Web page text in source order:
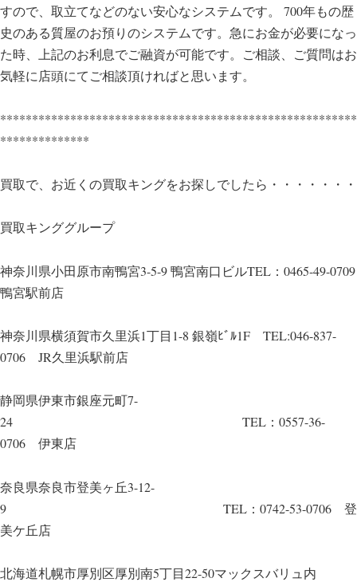
すので、取立てなどのない安心なシステムです。 700年もの歴
史のある質屋のお預りのシステムです。急にお金が必要になっ
た時、上記のお利息でご融資が可能です。ご相談、ご質問はお
気軽に店頭にてご相談頂ければと思います。
********************************************************
**************
買取で、お近くの買取キングをお探しでしたら・・・・・・・
買取キンググループ
神奈川県小田原市南鴨宮3-5-9 鴨宮南口ビルTEL：0465-49-0709
鴨宮駅前店
神奈川県横須賀市久里浜1丁目1-8 銀嶺ﾋﾞﾙ1F TEL:046-837-
0706 JR久里浜駅前店
静岡県伊東市銀座元町7-
24 TEL：0557-36-
0706 伊東店
奈良県奈良市登美ヶ丘3-12-
9 TEL：0742-53-0706 登
美ケ丘店
北海道札幌市厚別区厚別南5丁目22-50マックスバリュ内